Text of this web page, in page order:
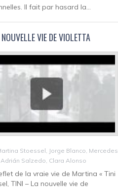
Il fait par hasard la...
VIE DE VIOLETTA
Stoessel, Jorge Blanco, Mercedes
Salzedo, Clara Alonso
de la vraie vie de Martina « Tini
TINI – La nouvelle vie de